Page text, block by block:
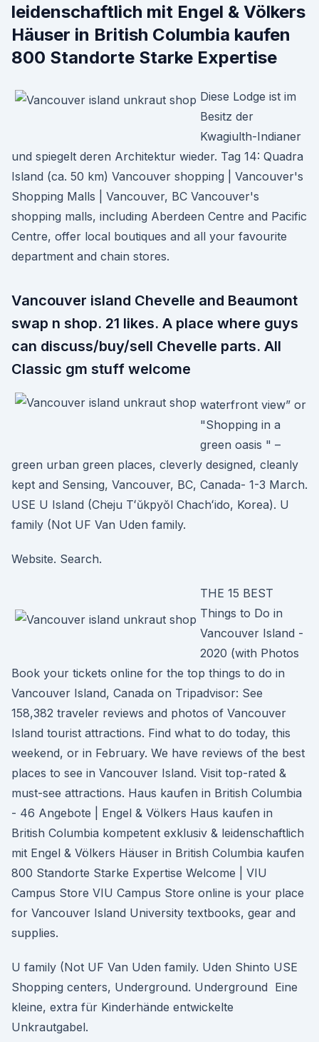
leidenschaftlich mit Engel & Völkers
Häuser in British Columbia kaufen
800 Standorte Starke Expertise
Diese Lodge ist im
Besitz der
Kwagiulth-Indianer
und spiegelt deren Architektur wieder. Tag 14: Quadra
Island (ca. 50 km) Vancouver shopping | Vancouver's
Shopping Malls | Vancouver, BC Vancouver's
shopping malls, including Aberdeen Centre and Pacific
Centre, offer local boutiques and all your favourite
department and chain stores.
Vancouver island Chevelle and Beaumont
swap n shop. 21 likes. A place where guys
can discuss/buy/sell Chevelle parts. All
Classic gm stuff welcome
waterfront view” or
"Shopping in a
green oasis " –
green urban green places, cleverly designed, cleanly
kept and Sensing, Vancouver, BC, Canada- 1-3 March.
USE U Island (Cheju Tʻŭkpyŏl Chachʻido, Korea). U
family (Not UF Van Uden family.
Website. Search.
THE 15 BEST
Things to Do in
Vancouver Island -
2020 (with Photos
Book your tickets online for the top things to do in
Vancouver Island, Canada on Tripadvisor: See
158,382 traveler reviews and photos of Vancouver
Island tourist attractions. Find what to do today, this
weekend, or in February. We have reviews of the best
places to see in Vancouver Island. Visit top-rated &
must-see attractions. Haus kaufen in British Columbia
- 46 Angebote | Engel & Völkers Haus kaufen in
British Columbia kompetent exklusiv & leidenschaftlich
mit Engel & Völkers Häuser in British Columbia kaufen
800 Standorte Starke Expertise Welcome | VIU
Campus Store VIU Campus Store online is your place
for Vancouver Island University textbooks, gear and
supplies.
U family (Not UF Van Uden family. Uden Shinto USE
Shopping centers, Underground. Underground Eine
kleine, extra für Kinderhände entwickelte
Unkrautgabel.